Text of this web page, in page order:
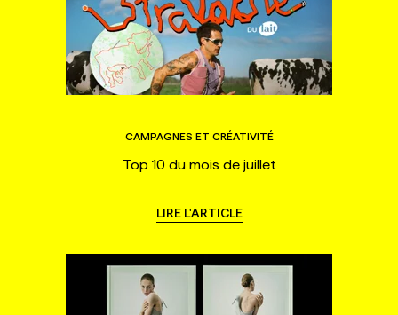
CAMPAGNES ET CRÉATIVITÉ
Top 10 du mois de juillet
LIRE L'ARTICLE